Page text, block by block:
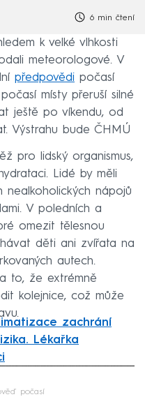
6 min čtení
k velké vlhkosti
meteorologové. V
předpovědi počasí
místy přeruší silné
ještě po víkendu, od
Výstrahu bude ČHMÚ
pro lidský organismus,
Lidé by měli
nealkoholických nápojů
V poledních a
omezit tělesnou
děti ani zvířata na
autech.
to, že extrémně
kolejnice, což může
zachrání
Lékařka
počasí